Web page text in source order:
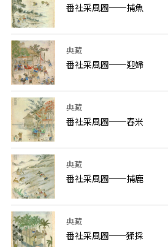
番社采風圖──捕魚
典藏
番社采風圖──迎婦
典藏
番社采風圖──舂米
典藏
番社采風圖──捕鹿
典藏
番社采風圖──猱採